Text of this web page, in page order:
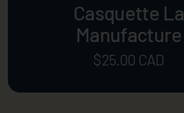
Casquette La
Manufacture
Prix:
$25.00 CAD